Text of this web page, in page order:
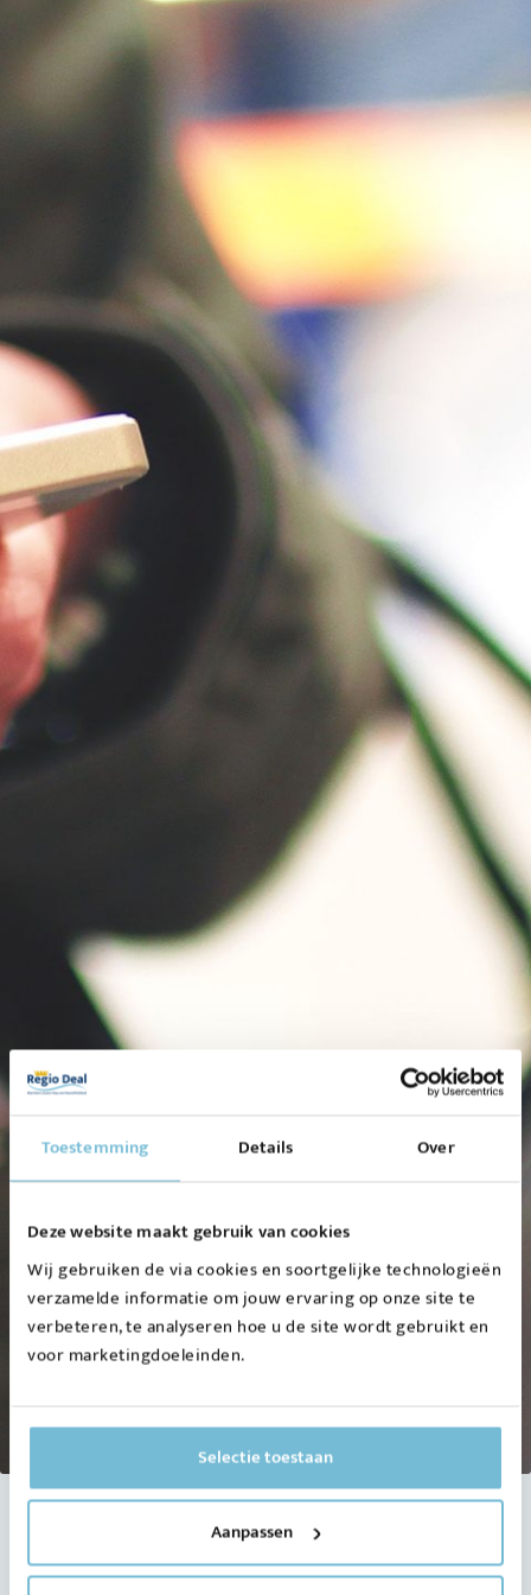
Toestemming Details Over
Deze website maakt gebruik van cookies
Wij gebruiken de via cookies en soortgelijke technologieën
verzamelde informatie om jouw ervaring op onze site te
verbeteren, te analyseren hoe u de site wordt gebruikt en
voor marketingdoeleinden.
Selectie toestaan
Aanpassen
Nieuwsupdates